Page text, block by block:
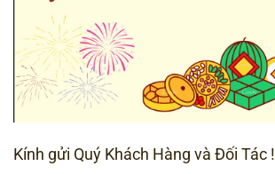
Kính gửi Quý Khách Hàng và Đối Tác !